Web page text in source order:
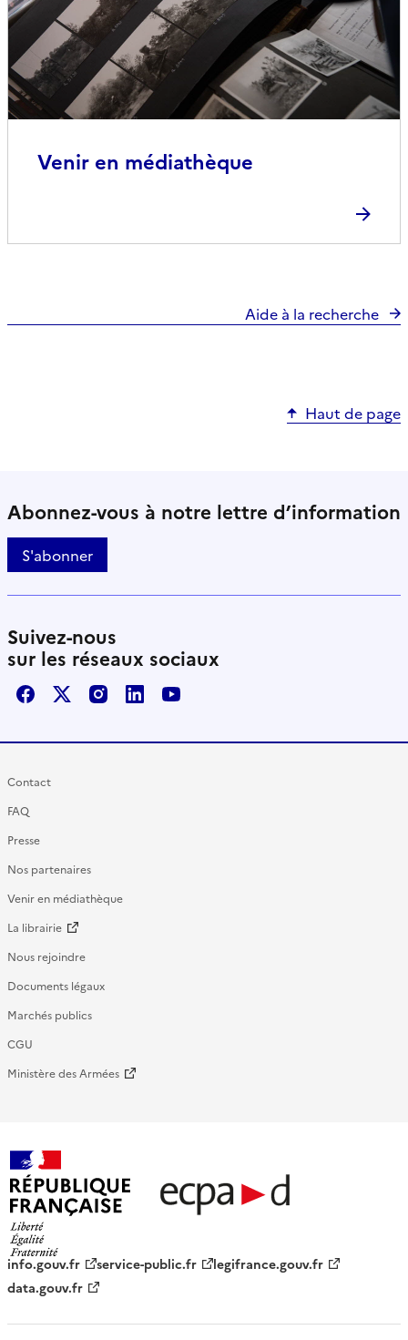
Venir en médiathèque
Aide à la recherche
Haut de page
Abonnez-vous à notre lettre d’information
S'abonner
Suivez-nous
sur les réseaux sociaux
FacebookX / TwitterInstagram
LinkedInYoutube
Contact
FAQ
Presse
Nos partenaires
Venir en médiathèque
La librairie
Nous rejoindre
Documents légaux
Marchés publics
CGU
Ministère des Armées
française - ECPAD
info.gouv.fr service-public.fr
legifrance.gouv.fr
data.gouv.fr